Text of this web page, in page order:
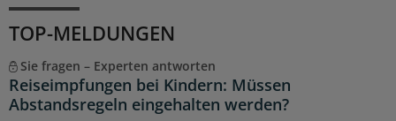
TOP-MELDUNGEN
Sie fragen – Experten antworten
Reiseimpfungen bei Kindern: Müssen
Abstandsregeln eingehalten werden?